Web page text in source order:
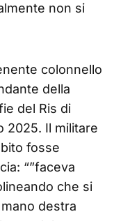
non si
colonnello
della
del Ris di
2025. Il militare
fosse
“”faceva
che si
destra